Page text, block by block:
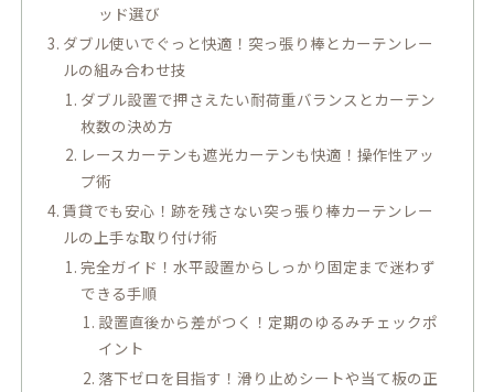
ッド選び
ダブル使いでぐっと快適！突っ張り棒とカーテンレー
ルの組み合わせ技
ダブル設置で押さえたい耐荷重バランスとカーテン
枚数の決め方
レースカーテンも遮光カーテンも快適！操作性アッ
プ術
賃貸でも安心！跡を残さない突っ張り棒カーテンレー
ルの上手な取り付け術
完全ガイド！水平設置からしっかり固定まで迷わず
できる手順
設置直後から差がつく！定期のゆるみチェックポ
イント
落下ゼロを目指す！滑り止めシートや当て板の正